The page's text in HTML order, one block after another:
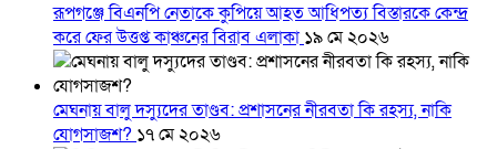
রূপগঞ্জে বিএনপি নেতাকে কুপিয়ে আহত আধিপত্য বিস্তারকে কেন্দ্র
করে ফের উত্তপ্ত কাঞ্চনের বিরাব এলাকা ১৯ মে ২০২৬
মেঘনায় বালু দস্যুদের তাণ্ডব: প্রশাসনের নীরবতা কি রহস্য, নাকি
যোগসাজশ? ১৭ মে ২০২৬